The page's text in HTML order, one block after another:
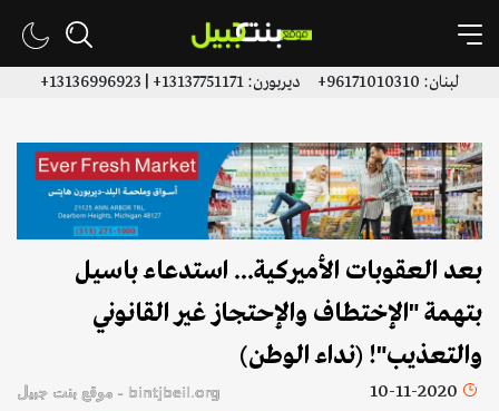
لبنان: 96171010310+ ديربورن: 13137751171+ | 13136996923+
بعد العقوبات الأميركية... استدعاء باسيل
بتهمة "الإختطاف والإحتجاز غير القانوني
والتعذيب"! (نداء الوطن)
10-11-2020 bintjbeil.org - موقع بنت جبيل